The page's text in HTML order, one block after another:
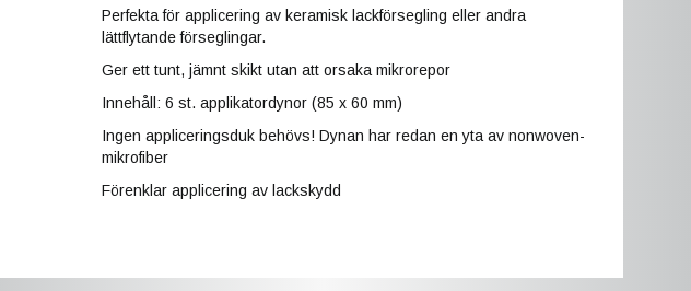
Perfekta för applicering av keramisk lackförsegling eller andra
lättflytande förseglingar.
Ger ett tunt, jämnt skikt utan att orsaka mikrorepor
Innehåll: 6 st. applikatordynor (85 x 60 mm)
Ingen appliceringsduk behövs! Dynan har redan en yta av nonwoven-
mikrofiber
Förenklar applicering av lackskydd